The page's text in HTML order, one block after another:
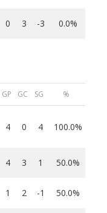
0 3 -3 0.0%
GP GC SG %
4 0 4 100.0%
4 3 1 50.0%
1 2 -1 50.0%